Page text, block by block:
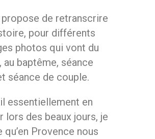
de retranscrire
pour différents
photos qui vont du
au baptême, séance
séance de couple.
essentiellement en
lors des beaux jours, je
qu’en Provence nous